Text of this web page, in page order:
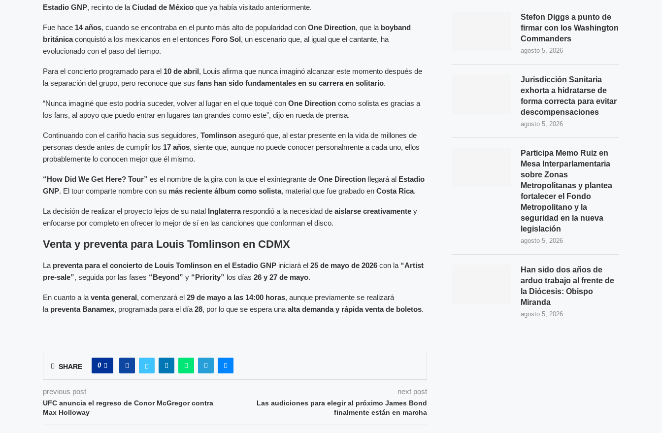
Estadio GNP, recinto de la Ciudad de México que ya había visitado anteriormente.
Fue hace 14 años, cuando se encontraba en el punto más alto de popularidad con One Direction, que la boyband
británicaconquistó a los mexicanos en el entonces Foro Sol, un escenario que, al igual que el cantante, ha
evolucionado con el paso del tiempo.
Para el concierto programado para el 10 de abril, Louis afirma que nunca imaginó alcanzar este momento después de
la separación del grupo, pero reconoce que sus fans han sido fundamentales en su carrera en solitario.
“Nunca imaginé que esto podría suceder, volver al lugar en el que toqué con One Direction como solista es gracias a
los fans, al apoyo que puedo entrar en lugares tan grandes como este”, dijo en rueda de prensa.
Continuando con el cariño hacia sus seguidores, Tomlinson aseguró que, al estar presente en la vida de millones de
personas desde antes de cumplir los 17 años, siente que, aunque no puede conocer personalmente a cada uno, ellos
probablemente lo conocen mejor que él mismo.
“How Did We Get Here? Tour” es el nombre de la gira con la que el exintegrante de One Direction llegará al Estadio
GNP. El tour comparte nombre con su más reciente álbum como solista, material que fue grabado en Costa Rica.
La decisión de realizar el proyecto lejos de su natal Inglaterrarespondió a la necesidad de aislarse creativamente y
enfocarse por completo en ofrecer lo mejor de sí en las canciones que conforman el disco.
Venta y preventa para Louis Tomlinson en CDMX
La preventa para el concierto de Louis Tomlinson en el Estadio GNP iniciará el 25 de mayo de 2026 con la “Artist
pre-sale”, seguida por las fases “Beyond” y “Priority” los días 26 y 27 de mayo.
En cuanto a la venta general, comenzará el 29 de mayo a las 14:00 horas, aunque previamente se realizará
la preventa Banamex, programada para el día 28, por lo que se espera una alta demanda y rápida venta de boletos.
SHARE 0
previous post
UFC anuncia el regreso de Conor McGregor contra
Max Holloway
next post
Las audiciones para elegir al próximo James Bond
finalmente están en marcha
Stefon Diggs a punto de
firmar con los Washington
Commanders
agosto 5, 2026
Jurisdicción Sanitaria
exhorta a hidratarse de
forma correcta para evitar
descompensaciones
agosto 5, 2026
Participa Memo Ruiz en
Mesa Interparlamentaria
sobre Zonas
Metropolitanas y plantea
fortalecer el Fondo
Metropolitano y la
seguridad en la nueva
legislación
agosto 5, 2026
Han sido dos años de
arduo trabajo al frente de
la Diócesis: Obispo
Miranda
agosto 5, 2026